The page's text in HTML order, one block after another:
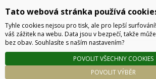
ODESLAT
Tato webová stránka používá
Tyhle cookies nejsou pro tisk, ale pro lepší
váš zážitek na webu. Data jsou v bezpečí, takže
bez obav. Souhlasíte s naším nastavením?
POVOLIT VÝBĚR
POVOLIT VŠECHNY COOKIES